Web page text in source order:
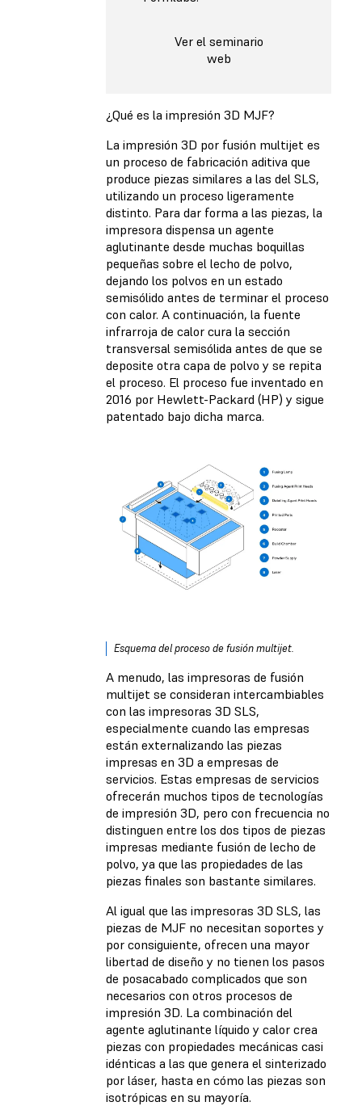
Ver el seminario
web
¿Qué es la impresión 3D MJF?
La impresión 3D por fusión multijet es
un proceso de fabricación aditiva que
produce piezas similares a las del SLS,
utilizando un proceso ligeramente
distinto. Para dar forma a las piezas, la
impresora dispensa un agente
aglutinante desde muchas boquillas
pequeñas sobre el lecho de polvo,
dejando los polvos en un estado
semisólido antes de terminar el proceso
con calor. A continuación, la fuente
infrarroja de calor cura la sección
transversal semisólida antes de que se
deposite otra capa de polvo y se repita
el proceso. El proceso fue inventado en
2016 por Hewlett-Packard (HP) y sigue
patentado bajo dicha marca.
Esquema del proceso de fusión multijet.
A menudo, las impresoras de fusión
multijet se consideran intercambiables
con las impresoras 3D SLS,
especialmente cuando las empresas
están externalizando las piezas
impresas en 3D a empresas de
servicios. Estas empresas de servicios
ofrecerán muchos tipos de tecnologías
de impresión 3D, pero con frecuencia no
distinguen entre los dos tipos de piezas
impresas mediante fusión de lecho de
polvo, ya que las propiedades de las
piezas finales son bastante similares.
Al igual que las impresoras 3D SLS, las
piezas de MJF no necesitan soportes y
por consiguiente, ofrecen una mayor
libertad de diseño y no tienen los pasos
de posacabado complicados que son
necesarios con otros procesos de
impresión 3D. La combinación del
agente aglutinante líquido y calor crea
piezas con propiedades mecánicas casi
idénticas a las que genera el sinterizado
por láser, hasta en cómo las piezas son
isotrópicas en su mayoría.